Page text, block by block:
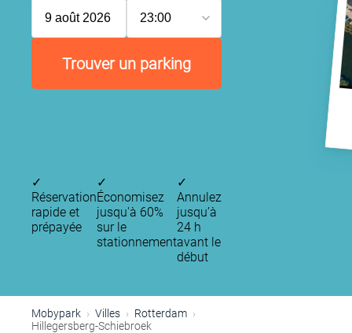
9 août 2026 23:00
Trouver un parking
✓
Réservation
rapide et
prépayée
✓
Économisez
jusqu'à 60%
sur le
stationnement
✓
Annulez
jusqu’à
24 h
avant le
début
Mobypark Villes
Rotterdam
Hillegersberg-Schiebroek